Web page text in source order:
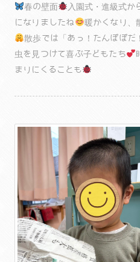
春の壁面
入園式・進級式か
になりましたね
暖かくなり、
散歩では「あっ！たんぽぽだ
虫を見つけて喜ぶ子どもたち
まりにくることも